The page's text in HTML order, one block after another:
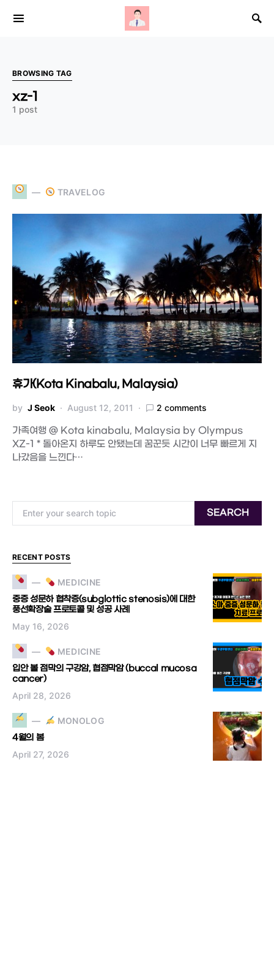
Search for:
BROWSING TAG
xz-1
1 post
TRAVELOG
휴가(Kota Kinabalu, Malaysia)
by J Seok August 12, 2011 2 comments
가족여행 @ Kota kinabalu, Malaysia by Olympus
XZ-1 * 돌아온지 하루도 안됐는데 꿈꾼듯 시간이 너무 빠르게 지
나갔음을 느낀다…
SEARCH
RECENT POSTS
MEDICINE
중증 성문하 협착증(subglottic stenosis)에 대한
풍선확장술 프로토콜 및 성공 사례
May 16, 2026
MEDICINE
입안 볼 점막의 구강암, 협점막암 (buccal mucosa
cancer)
April 28, 2026
MONOLOG
4월의 봄
April 27, 2026